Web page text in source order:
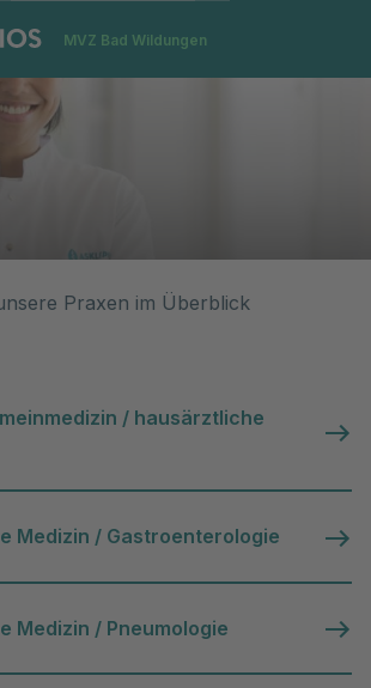
Zur Startseite
MVZ Bad Wildungen
Praxen im Überblick
/ hausärztliche
Medizin / Gastroenterologie
Medizin / Pneumologie